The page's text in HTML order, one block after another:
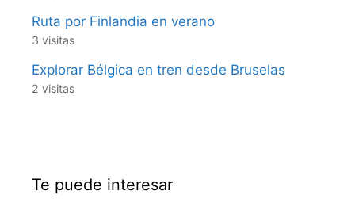
Ruta por Finlandia en verano
3 visitas
Explorar Bélgica en tren desde Bruselas
2 visitas
Te puede interesar